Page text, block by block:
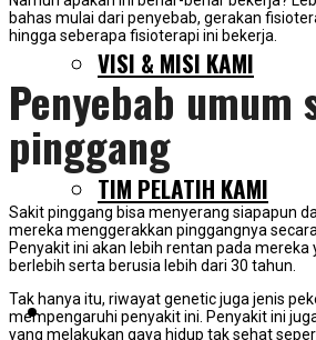
VISI & MISI KAMI
TIM PELATIH KAMI
SERVIS KAMI
bahas mulai dari penyebab, gerakan
hingga seberapa fisioterapi ini bekerja.
Penyebab umum
pinggang
Sakit pinggang bisa menyerang siapapun
mereka menggerakkan pinggangnya
Penyakit ini akan lebih rentan pada
berlebih serta berusia lebih dari 30 tahun.
Tak hanya itu, riwayat genetic juga jenis
mempengaruhi penyakit ini. Penyakit ini
yang melakukan gaya hidup tak sehat